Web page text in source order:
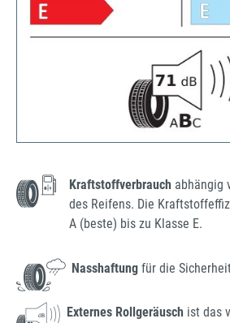
Kraftstoffverbrauch abhängig
des Reifens. Die
A (beste) bis zu Klasse E.
Nasshaftung für die
Externes Rollgeräusch ist das